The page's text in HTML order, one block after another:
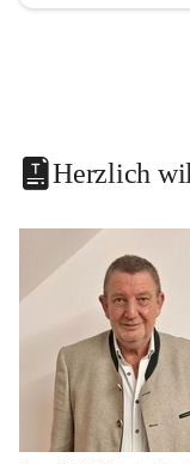
Herzlich